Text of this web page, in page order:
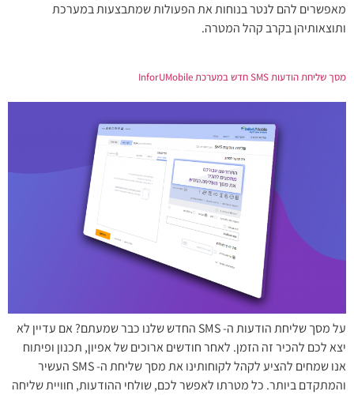
מאפשרים להם לנטר בנוחות את הפעולות שמתבצעות במערכת
ותוצאותיהן בקרב קהל המטרה.
מסך שליחת הודעות SMS חדש במערכת InforUMobile
על מסך שליחת הודעות ה- SMS החדש שלנו כבר שמעתם? אם עדיין לא
יצא לכם להכיר זה הזמן. לאחר חודשים ארוכים של אפיון, תכנון ופיתוח
אנו שמחים להציע לקהל לקוחותינו את מסך שליחת ה- SMS העשיר
והמתקדם ביותר. כל מטרתו לאפשר לכם, שולחי ההודעות, חוויית שליחה